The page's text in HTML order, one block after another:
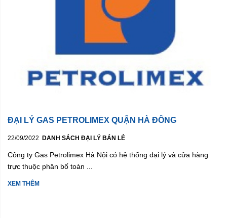
ĐẠI LÝ GAS PETROLIMEX QUẬN HÀ ĐÔNG
22/09/2022 DANH SÁCH ĐẠI LÝ BÁN LẺ
Công ty Gas Petrolimex Hà Nội có hệ thống đại lý và cửa hàng
trực thuộc phân bố toàn ...
XEM THÊM